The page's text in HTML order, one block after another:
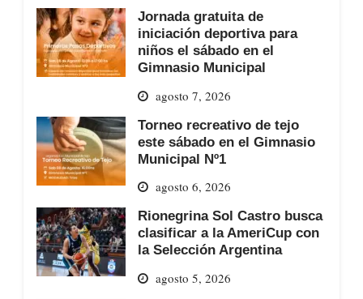
Jornada gratuita de
iniciación deportiva para
niños el sábado en el
Gimnasio Municipal
agosto 7, 2026
Torneo recreativo de tejo
este sábado en el Gimnasio
Municipal Nº1
agosto 6, 2026
Rionegrina Sol Castro busca
clasificar a la AmeriCup con
la Selección Argentina
agosto 5, 2026